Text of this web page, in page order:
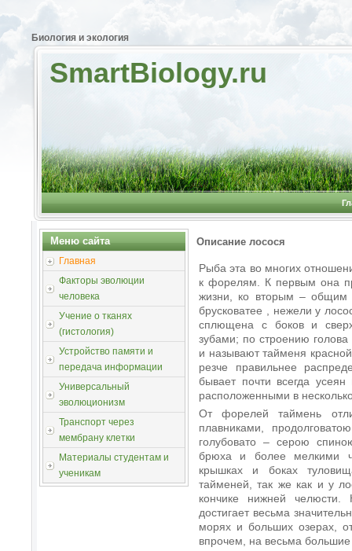
Биология и экология
SmartBiology.ru
Меню сайта
Главная
Факторы эволюции
человека
Учение о тканях
(гистология)
Устройство памяти и
передача информации
Универсальный
эволюционизм
Транспорт через
мембрану клетки
Материалы студентам и
ученикам
Описание лосося
Рыба эта во многих
к форелям. К первым она
жизни, ко вторым – общим
брусковатее , нежели у
сплющена с боков и
зубами; по строению
и называют тайменя
резче правильнее
бывает почти всегда
расположенными в
От форелей таймень
плавниками,
голубовато – серою
брюха и более мелкими
крышках и боках
тайменей, так же как и у
кончике нижней челюсти.
достигает весьма
морях и больших озерах,
впрочем, на весьма большие